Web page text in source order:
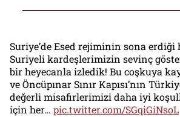
Suriye’de Esed rejiminin sona erdiği
Suriyeli kardeşlerimizin sevinç
bir heyecanla izledik! Bu coşkuya
ve Öncüpınar Sınır Kapısı’nın
değerli misafirlerimizi daha iyi
için her… pic.twitter.com/SGqiGiNsoL